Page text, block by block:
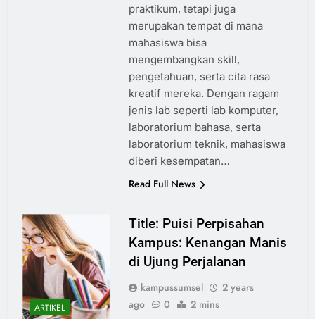
praktikum, tetapi juga
merupakan tempat di mana
mahasiswa bisa
mengembangkan skill,
pengetahuan, serta cita rasa
kreatif mereka. Dengan ragam
jenis lab seperti lab komputer,
laboratorium bahasa, serta
laboratorium teknik, mahasiswa
diberi kesempatan…
Read Full News
ARTIKEL
Title: Puisi Perpisahan
Kampus: Kenangan Manis
di Ujung Perjalanan
kampussumsel
2 years
ago
0 2 mins